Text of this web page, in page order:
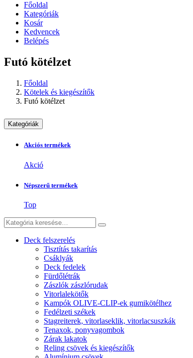
Főoldal
Kategóriák
Kosár
Kedvencek
Belépés
Futó kötélzet
Főoldal
Kötelek és kiegészítők
Futó kötélzet
Kategóriák
Akciós termékek
Akció
Népszerű termékek
Top
Deck felszerelés
Tisztítás takarítás
Csáklyák
Deck fedelek
Fürdőlétrák
Zászlók zászlórudak
Vitorlalekötők
Kampók OLIVE-CLIP-ek gumikötélhez
Fedélzeti székek
Stagreiterek, vitorlaseklik, vitorlacsuszkák
Tenaxok, ponyvagombok
Zárak lakatok
Reling csövek és kiegészítők